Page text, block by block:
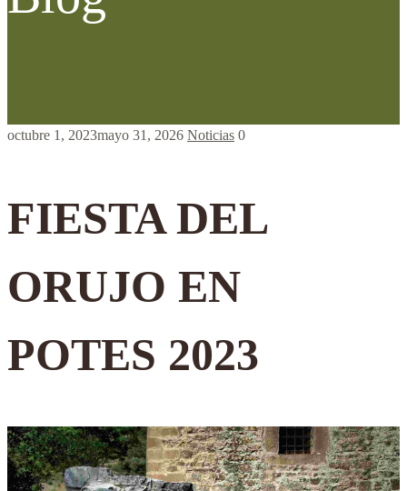
octubre 1, 2023mayo 31, 2026 Noticias 0
FIESTA DEL
ORUJO EN
POTES 2023